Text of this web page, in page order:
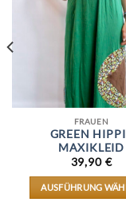
FRAUEN
GREEN
MAXIKLEID
39,90 €
AUSFÜHRUNG